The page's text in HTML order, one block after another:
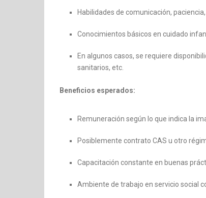
Habilidades de comunicación,
Conocimientos básicos en cuidado
En algunos casos, se requiere
sanitarios, etc.
Beneficios esperados:
Remuneración según lo que indica la
Posiblemente contrato CAS u otro
Capacitación constante en buenas
Ambiente de trabajo en servicio social